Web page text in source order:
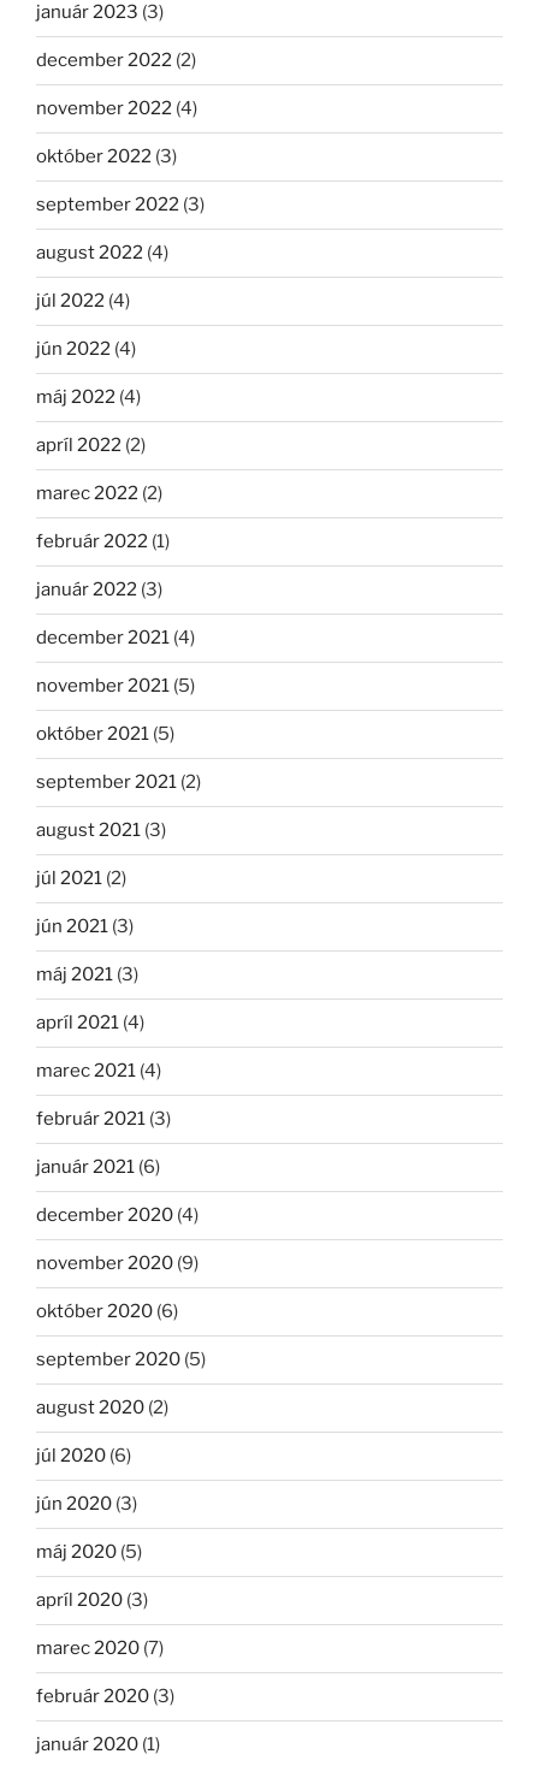
január 2023 (3)
december 2022 (2)
november 2022 (4)
október 2022 (3)
september 2022 (3)
august 2022 (4)
júl 2022 (4)
jún 2022 (4)
máj 2022 (4)
apríl 2022 (2)
marec 2022 (2)
február 2022 (1)
január 2022 (3)
december 2021 (4)
november 2021 (5)
október 2021 (5)
september 2021 (2)
august 2021 (3)
júl 2021 (2)
jún 2021 (3)
máj 2021 (3)
apríl 2021 (4)
marec 2021 (4)
február 2021 (3)
január 2021 (6)
december 2020 (4)
november 2020 (9)
október 2020 (6)
september 2020 (5)
august 2020 (2)
júl 2020 (6)
jún 2020 (3)
máj 2020 (5)
apríl 2020 (3)
marec 2020 (7)
február 2020 (3)
január 2020 (1)